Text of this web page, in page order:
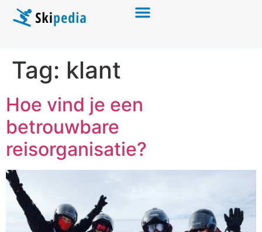
Tag: klant
Hoe vind je een
betrouwbare
reisorganisatie?